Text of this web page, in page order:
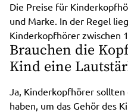
Die Preise für
und Marke. In der Regel
Kinderkopfhörer zwischen
Brauchen die
Kind eine
Ja, Kinderkopfhörer
haben, um das Gehör des